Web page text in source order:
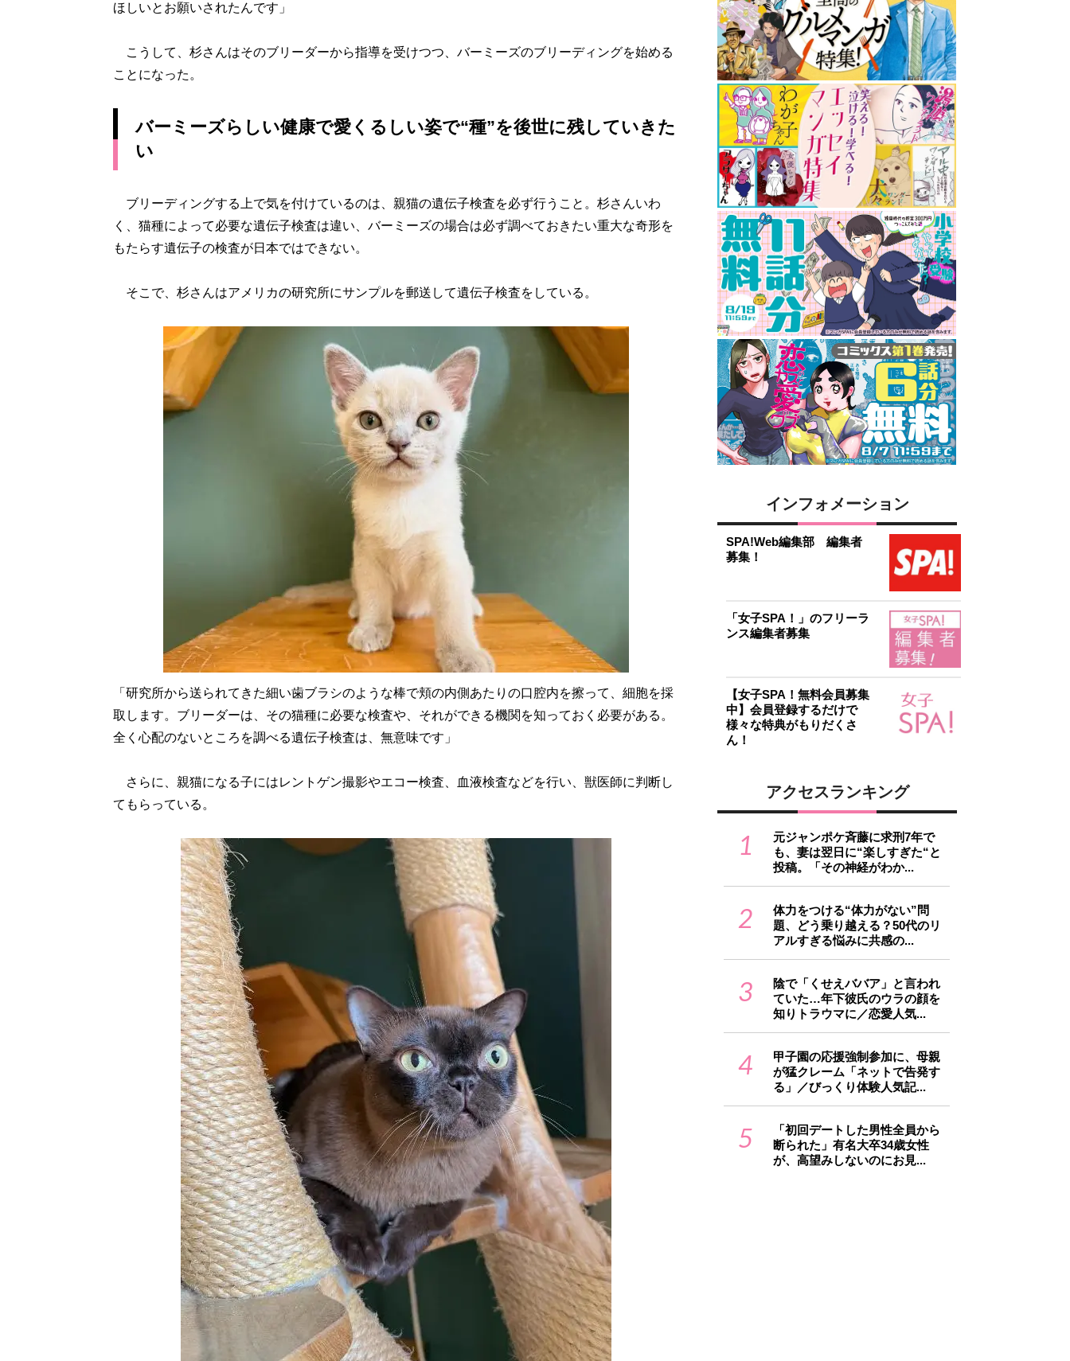
ほしいとお願いされたんです」
こうして、杉さんはそのブリーダーから指導を受けつつ、バーミーズのブリーディングを始める
ことになった。
バーミーズらしい健康で愛くるしい姿で“種”を後世に残していきた
い
ブリーディングする上で気を付けているのは、親猫の遺伝子検査を必ず行うこと。杉さんいわ
く、猫種によって必要な遺伝子検査は違い、バーミーズの場合は必ず調べておきたい重大な奇形を
もたらす遺伝子の検査が日本ではできない。
そこで、杉さんはアメリカの研究所にサンプルを郵送して遺伝子検査をしている。
「研究所から送られてきた細い歯ブラシのような棒で頬の内側あたりの口腔内を擦って、細胞を採
取します。ブリーダーは、その猫種に必要な検査や、それができる機関を知っておく必要がある。
全く心配のないところを調べる遺伝子検査は、無意味です」
さらに、親猫になる子にはレントゲン撮影やエコー検査、血液検査などを行い、獣医師に判断し
てもらっている。
インフォメーション
SPA!Web編集部 編集者
募集！
「女子SPA！」のフリーラ
ンス編集者募集
【女子SPA！無料会員募集
中】会員登録するだけで
様々な特典がもりだくさ
ん！
アクセスランキング
1
元ジャンポケ斉藤に求刑7年で
も、妻は翌日に“楽しすぎた“と
投稿。「その神経がわか...
2
体力をつける“体力がない”問
題、どう乗り越える？50代のリ
アルすぎる悩みに共感の...
3
陰で「くせえババア」と言われ
ていた…年下彼氏のウラの顔を
知りトラウマに／恋愛人気...
4
甲子園の応援強制参加に、母親
が猛クレーム「ネットで告発す
る」／びっくり体験人気記...
5
「初回デートした男性全員から
断られた」有名大卒34歳女性
が、高望みしないのにお見...